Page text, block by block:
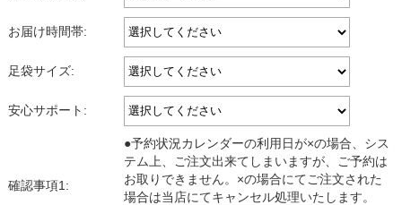
お届け時間帯:
足袋サイズ:
安心サポート:
確認事項1:
●予約状況カレンダーの利用日が×の場合、シス
テム上、ご注文出来てしまいますが、ご予約は
お取りできません。×の場合にてご注文された
場合は当店にてキャンセル処理いたします。